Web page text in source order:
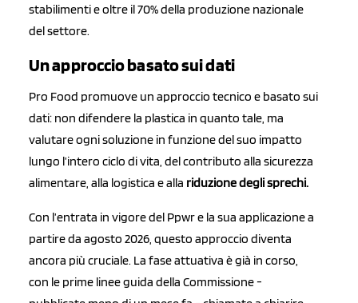
stabilimenti e oltre il 70% della produzione nazionale
del settore.
Un approccio basato sui dati
Pro Food promuove un approccio tecnico e basato sui
dati: non difendere la plastica in quanto tale, ma
valutare ogni soluzione in funzione del suo impatto
lungo l’intero ciclo di vita, del contributo alla sicurezza
alimentare, alla logistica e alla riduzione degli sprechi.
Con l’entrata in vigore del Ppwr e la sua applicazione a
partire da agosto 2026, questo approccio diventa
ancora più cruciale. La fase attuativa è già in corso,
con le prime linee guida della Commissione -